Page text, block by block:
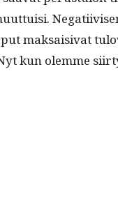
mak­saisi­vat
kun olemme